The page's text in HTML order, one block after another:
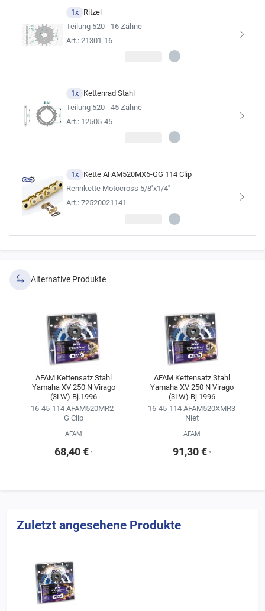
Standardausführung geliefert! Sonderanfertigungen, wie
Ritzel/Räder mit Schlammnuten etc. bedürfen der
gesonderten Anfrage per Mail.
Solltet Ihr eine andere Übersetzung wünschen, könnt Ihr diese über den
Wir empfehlen, sich für die Kette im Kettensatz stets an der
Erstausrüsterqualität zu orientieren
(siehe Ergebnisse der Fahrzeugsuche).
1x Ritzel
Teilung 520 - 16 Zähne
Art.: 21301-16
1x Kettenrad Stahl
Teilung 520 - 45 Zähne
Art.: 12505-45
1x Kette AFAM520MX6-GG 114 Clip
Rennkette Motocross 5/8''x1/4''
Art.: 72520021141
Alternative Produkte
AFAM Kettensatz Stahl
Yamaha XV 250 N Virago
(3LW) Bj.1996
16-45-114 AFAM520MR2-
G Clip
AFAM
68,40 € ¹
AFAM Kettensatz Stahl
Yamaha XV 250 N Virago
(3LW) Bj.1996
16-45-114 AFAM520XMR3
Niet
AFAM
91,30 € ¹
Zuletzt angesehene Produkte